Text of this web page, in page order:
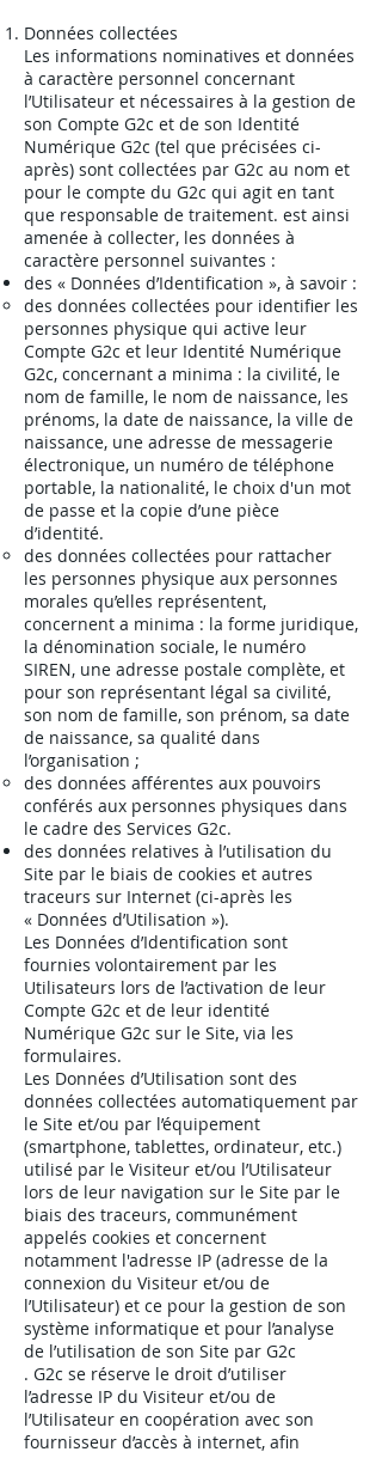
Données collectées
Les informations nominatives et données
à caractère personnel concernant
l’Utilisateur et nécessaires à la gestion de
son Compte G2c et de son Identité
Numérique G2c (tel que précisées ci-
après) sont collectées par G2c au nom et
pour le compte du G2c qui agit en tant
que responsable de traitement. est ainsi
amenée à collecter, les données à
caractère personnel suivantes :
des « Données d’Identification », à savoir :
des données collectées pour identifier les
personnes physique qui active leur
Compte G2c et leur Identité Numérique
G2c, concernant a minima : la civilité, le
nom de famille, le nom de naissance, les
prénoms, la date de naissance, la ville de
naissance, une adresse de messagerie
électronique, un numéro de téléphone
portable, la nationalité, le choix d'un mot
de passe et la copie d’une pièce
d’identité.
des données collectées pour rattacher
les personnes physique aux personnes
morales qu’elles représentent,
concernent a minima : la forme juridique,
la dénomination sociale, le numéro
SIREN, une adresse postale complète, et
pour son représentant légal sa civilité,
son nom de famille, son prénom, sa date
de naissance, sa qualité dans
l’organisation ;
des données afférentes aux pouvoirs
conférés aux personnes physiques dans
le cadre des Services G2c.
des données relatives à l’utilisation du
Site par le biais de cookies et autres
traceurs sur Internet (ci-après les
« Données d’Utilisation »).
Les Données d’Identification sont
fournies volontairement par les
Utilisateurs lors de l’activation de leur
Compte G2c et de leur identité
Numérique G2c sur le Site, via les
formulaires.
Les Données d’Utilisation sont des
données collectées automatiquement par
le Site et/ou par l’équipement
(smartphone, tablettes, ordinateur, etc.)
utilisé par le Visiteur et/ou l’Utilisateur
lors de leur navigation sur le Site par le
biais des traceurs, communément
appelés cookies et concernent
notamment l'adresse IP (adresse de la
connexion du Visiteur et/ou de
l’Utilisateur) et ce pour la gestion de son
système informatique et pour l’analyse
de l’utilisation de son Site par G2c
. G2c se réserve le droit d’utiliser
l’adresse IP du Visiteur et/ou de
l’Utilisateur en coopération avec son
fournisseur d’accès à internet, afin